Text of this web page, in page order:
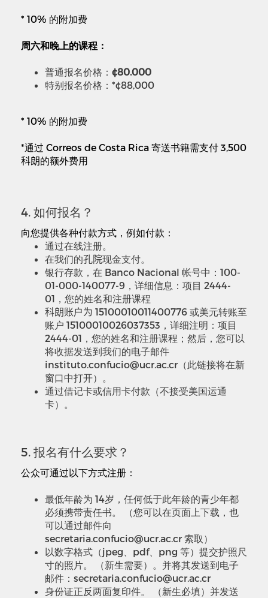
* 10% 的附加费
周六和晚上的课程：
普通报名价格： ¢80.000
特别报名价格：*¢88,000
* 10% 的附加费
*通过 Correos de Costa Rica 寄送书籍需支付 3,500
科朗的额外费用
4. 如何报名？
向您提供各种付款方式，例如付款：
通过在线注册。
在我们的孔院现金支付。
银行存款，在 Banco Nacional 帐号中：100-
01-000-140077-9，详细信息：项目 2444-
01，您的姓名和注册课程
科朗账户为 15100010011400776 或美元转账至
账户 15100010026037353，详细注明：项目
2444-01，您的姓名和注册课程；然后，您可以
将收据发送到我们的电子邮件
instituto.confucio@ucr.ac.cr（此链接将在新
窗口中打开）。
通过借记卡或信用卡付款（不接受美国运通
卡）。
5. 报名有什么要求？
公众可通过以下方式注册：
最低年龄为 14岁，任何低于此年龄的青少年都
必须携带责任书。 （您可以在页面上下载，也
可以通过邮件向
secretaria.confucio@ucr.ac.cr 索取）
以数字格式（jpeg、pdf、png 等）提交护照尺
寸的照片。 （新生需要）。并将其发送到电子
邮件：secretaria.confucio@ucr.ac.cr
身份证正反两面复印件。 （新生必填）并发送